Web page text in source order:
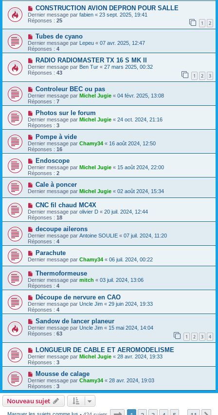
CONSTRUCTION AVION DEPRON POUR SALLE
Dernier message par fabien « 23 sept. 2025, 19:41
Réponses : 25 1 2
Tubes de cyano
Dernier message par Lepeu « 07 avr. 2025, 12:47
Réponses : 4
RADIO RADIOMASTER TX 16 S MK II
Dernier message par Ben Tur « 27 mars 2025, 00:32
Réponses : 43 1 2 3
Controleur BEC ou pas
Dernier message par Michel Jugie « 04 févr. 2025, 13:08
Réponses : 7
Photos sur le forum
Dernier message par Michel Jugie « 24 oct. 2024, 21:16
Réponses : 3
Pompe à vide
Dernier message par Chamy34 « 16 août 2024, 12:50
Réponses : 16
Endoscope
Dernier message par Michel Jugie « 15 août 2024, 22:00
Réponses : 2
Cale à poncer
Dernier message par Michel Jugie « 02 août 2024, 15:34
CNC fil chaud MC4X
Dernier message par olivier D « 20 juil. 2024, 12:44
Réponses : 18
decoupe ailerons
Dernier message par Antoine SOULIE « 07 juil. 2024, 11:20
Réponses : 4
Parachute
Dernier message par Chamy34 « 06 juil. 2024, 00:22
Thermoformeuse
Dernier message par mitch « 03 juil. 2024, 13:06
Réponses : 4
Découpe de nervure en CAO
Dernier message par Uncle Jim « 29 juin 2024, 19:33
Réponses : 4
Sandow de lancer planeur
Dernier message par Uncle Jim « 15 mai 2024, 14:04
Réponses : 63 1 2 3 4
LONGUEUR DE CABLE ET AEROMODELISME
Dernier message par Michel Jugie « 28 avr. 2024, 19:33
Réponses : 3
Mousse de calage
Dernier message par Chamy34 « 28 avr. 2024, 19:03
Réponses : 3
Nouveau sujet